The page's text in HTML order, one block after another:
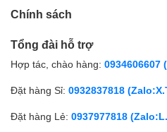
Chính sách
Tổng đài hỗ trợ
Hợp tác, chào hàng: 0934606607
Đặt hàng Sỉ: 0932837818
Đặt hàng Lẻ: 0937977818